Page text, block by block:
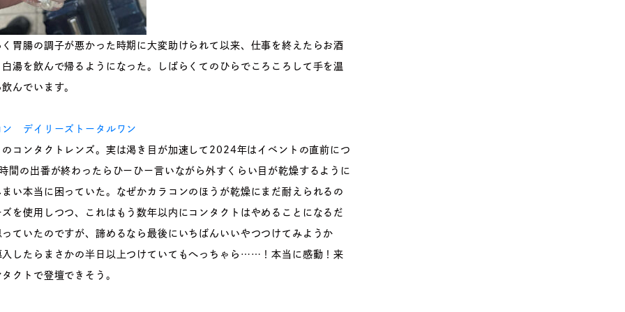
胃腸の調子が悪かった時期に大変助けられて以来、仕事を終えたらお酒
湯を飲んで帰るようになった。しばらくてのひらでころころして手を温
んでいます。
ン デイリーズトータルワン
のコンタクトレンズ。実は渇き目が加速して2024年はイベントの直前につ
間の出番が終わったらひーひー言いながら外すくらい目が乾燥するように
い本当に困っていた。なぜかカラコンのほうが乾燥にまだ耐えられるの
を使用しつつ、これはもう数年以内にコンタクトはやめることになるだ
ていたのですが、諦めるなら最後にいちばんいいやつつけてみようか
入したらまさかの半日以上つけていてもへっちゃら……！本当に感動！来
クトで登壇できそう。